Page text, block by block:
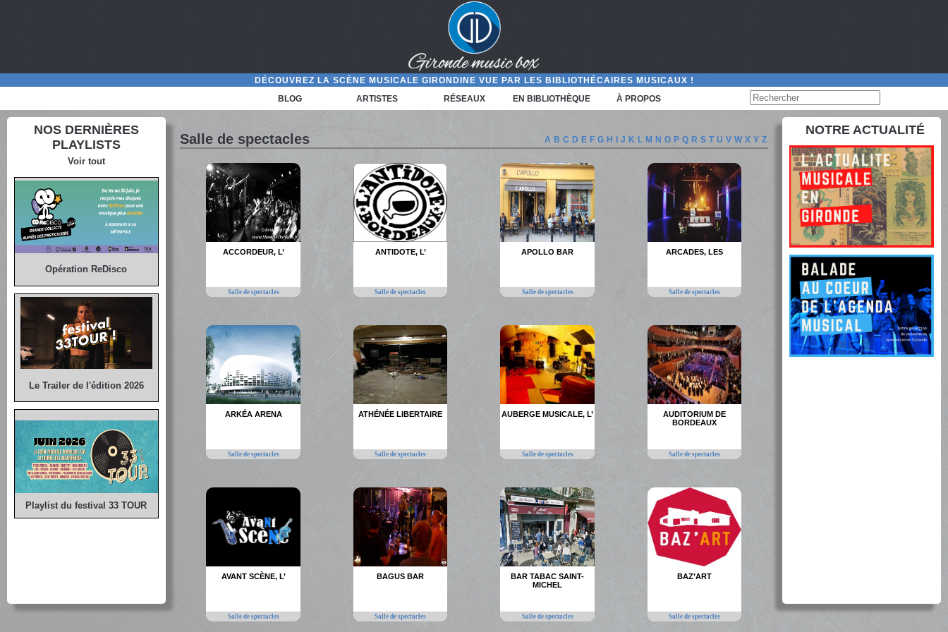
DÉCOUVREZ LA SCÈNE MUSICALE GIRONDINE VUE PAR LES BIBLIOTHÉCAIRES MUSICAUX !
BLOG
ARTISTES RÉSEAUX EN BIBLIOTHÈQUE À PROPOS
NOS DERNIÈRES
PLAYLISTS
Voir tout
Opération ReDisco
Le Trailer de l'édition 2026
Playlist du festival 33 TOUR
Salle de spectacles A B C D E F G H I J K L M N O P Q R S T U V W X Y Z
ACCORDEUR, L’
Salle de spectacles
ANTIDOTE, L’
Salle de spectacles
APOLLO BAR
Salle de spectacles
ARCADES, LES
Salle de spectacles
ARKÉA ARENA
Salle de spectacles
ATHÉNÉE LIBERTAIRE
Salle de spectacles
AUBERGE MUSICALE, L’
Salle de spectacles
AUDITORIUM DE
BORDEAUX
Salle de spectacles
AVANT SCÈNE, L’
Salle de spectacles
BAGUS BAR
Salle de spectacles
BAR TABAC SAINT-
MICHEL
Salle de spectacles
BAZ’ART
Salle de spectacles
NOTRE ACTUALITÉ